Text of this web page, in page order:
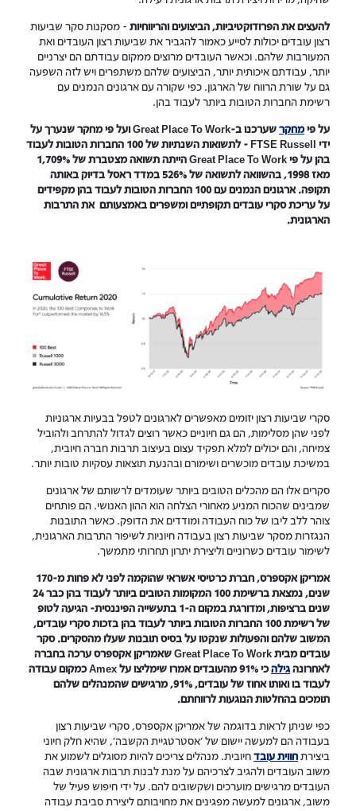
להעצים את הפרודוקטיביות, הביצועים והריווחיות - מסקנות סקר שביעות
רצון עובדים יכולות לסייע כאמור להגביר את שביעות רצון העובדים ואת
המעורבות שלהם. וכאשר העובדים מרוצים ממקום עבודתם הם יצרניים
יותר, עבודתם איכותית יותר, הביצועים שלהם משתפרים ויש לזה השפעה
גם על שורת הרווח של הארגון. כפי שקורה עם ארגונים הנמנים עם
רשימת החברות הטובות ביותר לעבוד בהן.
על פימחקר
שערכנו ב-Great Place To Work ועל פי מחקר שנערך על
ידי FTSE Russell - לתשואות השנתיות של 100 החברות הטובות לעבוד
בהן על פי Great Place To Work הייתה תשואה מצטברת של 1,709%
מאז 1998, בהשוואה לתשואה של 526% במדד ראסל בדיוק באותה
תקופה. ארגונים הנמנים עם 100 החברות הטובות לעבוד בהן מקפידים
על עריכת סקרי עובדים תקופתיים ומשפרים באמצעותם את התרבות
הארגונית.
סקרי שביעות רצון יזומים מאפשרים לארגונים לטפל בבעיות ארגוניות
לפני שהן מסלימות, הם גם חיוניים כאשר רוצים לגדול להתרחב ולהוביל
צמיחה, והם יכולים למלא תפקיד עצום בעיצוב תרבות חברה חיובית,
במשיכת עובדים מוכשרים ושימורם ובהנעת תוצאות עסקיות טובות יותר.
סקרים אלו הם מהכלים הטובים ביותר שעומדים לרשותם של ארגונים
שמבינים שהכוח המניע מאחורי הצלחה הוא ההון האנושי. הם פותחים
צוהר ללב ליבו של כוח העבודה ומודדים את הדופק. כאשר התובנות
הנגזרות מסקר שביעות רצון בעבודה חיוניות לשיפור התרבות הארגונית,
לשימור עובדים כשרוניים וליצירת יתרון תחרותי מתמשך.
אמריקן אקספרס, חברת כרטיסי אשראי שהוקמה לפני לא פחות מ-170
שנים, נמצאת ברשימת 100 המקומות הטובים ביותר לעבוד בהן כבר 24
שנים ברציפות, ומדורגת במקום ה-1 בתעשייה הפיננסית- הגיעה לטופ
של רשימת 100 החברות הטובות ביותר לעבוד בהן בזכות סקרי עובדים,
המשוב שלהם והפעולות שנקטו על בסיס תובנות שעלו מהסקרים. סקר
עובדים מבית Great Place To Work שאמריקן אקספרס ערכה בחברה
לאחרונהגילה
כי 91% מהעובדים אמרו שימליצו על Amex כמקום עבודה
לעבוד בו ואותו אחוז של עובדים, 91%, מרגישים שהמנהלים שלהם
תומכים בהחלטות הנוגעות לרווחתם.
כפי שניתן לראות בדוגמה של אמריקן אקספרס, סקרי שביעות רצון
בעבודה הם למעשה יישום של 'אסטרטגיית הקשבה', שהיא חלק חיוני
ביצירתחווית עובדחיובית. מנהלים צריכים להיות מסוגלים לשמוע את
משוב העובדים ולהגיב לצרכיהם על מנת לבנות תרבות ארגונית שבה
העובדים מרגישים מוערכים ושקשובים להם. על ידי חיפוש פעיל של
משוב, ארגונים למעשה מפגינים את מחויבותם ליצירת סביבת עבודה